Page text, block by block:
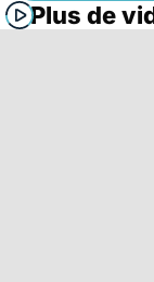
Plus de